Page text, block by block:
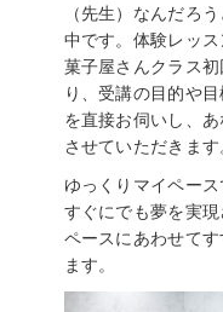
（先生）なんだろ
中です。体験レッ
菓子屋さんクラス
り、受講の目的や
を直接お伺いし、
させていただきます
ゆっくりマイペー
すぐにでも夢を実
ペースにあわせて
ます。